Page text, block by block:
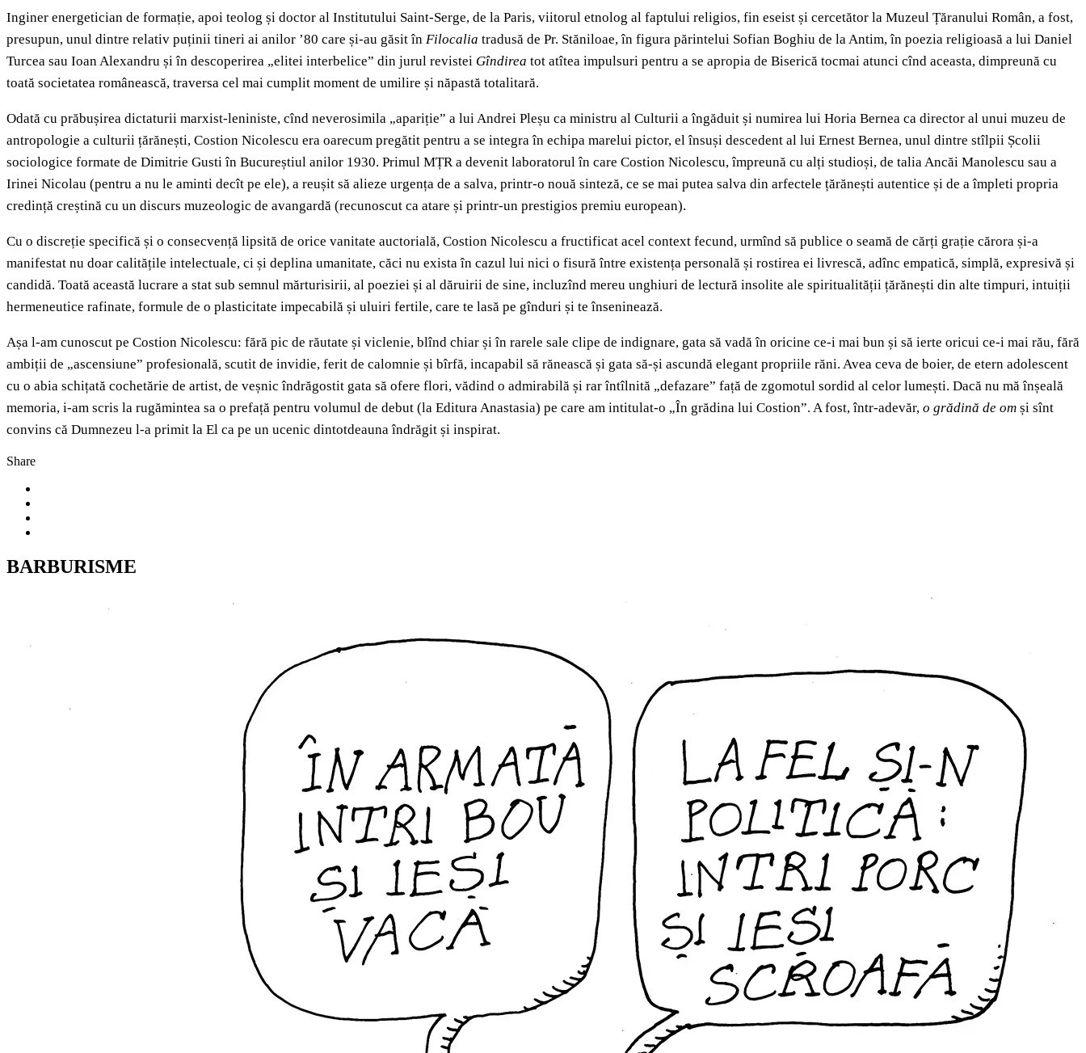
Inginer energetician de formație, apoi teolog și doctor al Institutului Saint-Serge, de la Paris, viitorul etnolog al faptului religios, fin eseist și cercetător la Muzeul Țăranului Român, a fost,
presupun, unul dintre relativ puținii tineri ai anilor ’80 care și-au găsit în Filocalia tradusă de Pr. Stăniloae, în figura părintelui Sofian Boghiu de la Antim, în poezia religioasă a lui Daniel
Turcea sau Ioan Alexandru și în descoperirea „elitei interbelice” din jurul revistei Gîndirea tot atîtea impulsuri pentru a se apropia de Biserică tocmai atunci cînd aceasta, dimpreună cu
toată societatea românească, traversa cel mai cumplit moment de umilire și năpastă totalitară.
Odată cu prăbușirea dictaturii marxist-leniniste, cînd neverosimila „apariție” a lui Andrei Pleșu ca ministru al Culturii a îngăduit și numirea lui Horia Bernea ca director al unui muzeu de
antropologie a culturii țărănești, Costion Nicolescu era oarecum pregătit pentru a se integra în echipa marelui pictor, el însuși descedent al lui Ernest Bernea, unul dintre stîlpii Școlii
sociologice formate de Dimitrie Gusti în Bucureștiul anilor 1930. Primul MȚR a devenit laboratorul în care Costion Nicolescu, împreună cu alți studioși, de talia Ancăi Manolescu sau a
Irinei Nicolau (pentru a nu le aminti decît pe ele), a reușit să alieze urgența de a salva, printr-o nouă sinteză, ce se mai putea salva din arfectele țărănești autentice și de a împleti propria
credință creștină cu un discurs muzeologic de avangardă (recunoscut ca atare și printr-un prestigios premiu european).
Cu o discreție specifică și o consecvență lipsită de orice vanitate auctorială, Costion Nicolescu a fructificat acel context fecund, urmînd să publice o seamă de cărți grație cărora și-a
manifestat nu doar calitățile intelectuale, ci și deplina umanitate, căci nu exista în cazul lui nici o fisură între existența personală și rostirea ei livrescă, adînc empatică, simplă, expresivă și
candidă. Toată această lucrare a stat sub semnul mărturisirii, al poeziei și al dăruirii de sine, incluzînd mereu unghiuri de lectură insolite ale spiritualității țărănești din alte timpuri, intuiții
hermeneutice rafinate, formule de o plasticitate impecabilă și uluiri fertile, care te lasă pe gînduri și te înseninează.
Așa l-am cunoscut pe Costion Nicolescu: fără pic de răutate și viclenie, blînd chiar și în rarele sale clipe de indignare, gata să vadă în oricine ce-i mai bun și să ierte oricui ce-i mai rău, fără
ambiții de „ascensiune” profesională, scutit de invidie, ferit de calomnie și bîrfă, incapabil să rănească și gata să-și ascundă elegant propriile răni. Avea ceva de boier, de etern adolescent
cu o abia schițată cochetărie de artist, de veșnic îndrăgostit gata să ofere flori, vădind o admirabilă și rar întîlnită „defazare” față de zgomotul sordid al celor lumești. Dacă nu mă înșeală
memoria, i-am scris la rugămintea sa o prefață pentru volumul de debut (la Editura Anastasia) pe care am intitulat-o „În grădina lui Costion”. A fost, într-adevăr, o grădină de om și sînt
convins că Dumnezeu l-a primit la El ca pe un ucenic dintotdeauna îndrăgit și inspirat.
Share
BARBURISME